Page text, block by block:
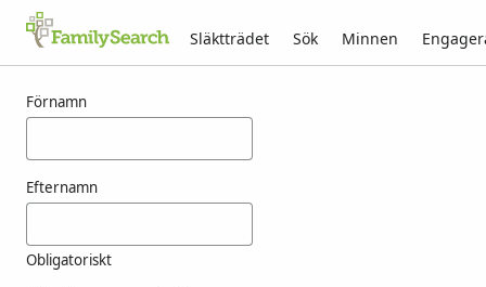
Släktträdet Sök Minnen
Förnamn
Efternamn
Obligatoriskt